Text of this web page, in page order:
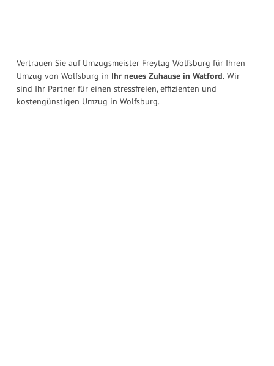
Vertrauen Sie auf Umzugsmeister Freytag Wolfsburg für Ihren
Umzug von Wolfsburg in Ihr neues Zuhause in Watford. Wir
sind Ihr Partner für einen stressfreien, effizienten und
kostengünstigen Umzug in Wolfsburg.